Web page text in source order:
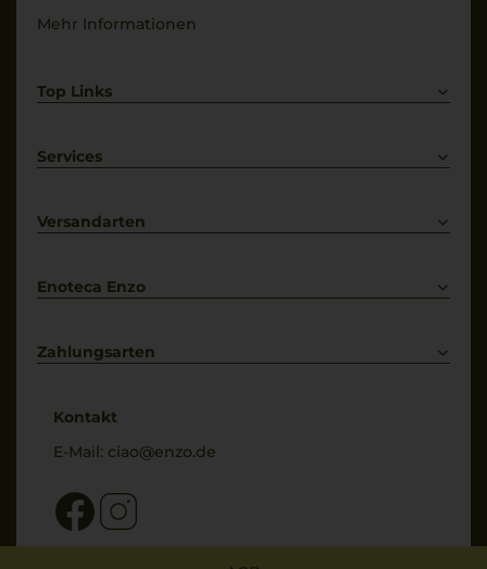
Mehr Informationen
Top Links
Weißwein
Services
Kontakt
Versandarten
Enoteca Enzo
Bewertungs-Richtlinien
Zahlungsarten
Kontakt
E-Mail: ciao@enzo.de